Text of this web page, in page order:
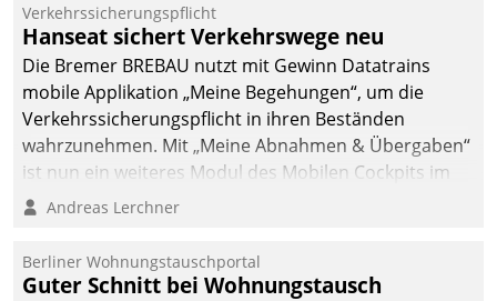
Verkehrssicherungspflicht
Hanseat sichert Verkehrswege neu
Die Bremer BREBAU nutzt mit Gewinn Datatrains
mobile Applikation „Meine Begehungen“, um die
Verkehrssicherungspflicht in ihren Beständen
wahrzunehmen. Mit „Meine Abnahmen & Übergaben“
ist nun ein weiteres Modul des Mobilen Cockpits im
Einsatz.
Andreas Lerchner
Berliner Wohnungstauschportal
Guter Schnitt bei Wohnungstausch